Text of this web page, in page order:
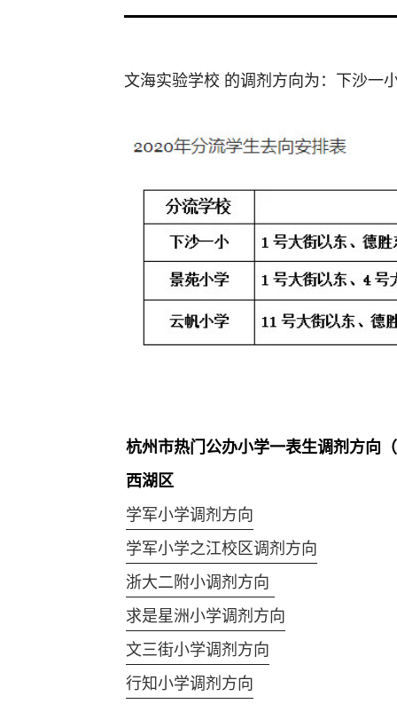
文海实验学校 的调剂方向为：下沙一
杭州市热门公办小学一表生调剂方向
西湖区
学军小学调剂方向
学军小学之江校区调剂方向
浙大二附小调剂方向
求是星洲小学调剂方向
文三街小学调剂方向
行知小学调剂方向